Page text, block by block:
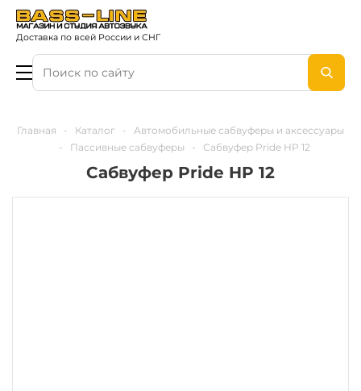
Доставка по всей России и СНГ
Главная - Каталог -
Автомобильные сабвуферы и аксессуары
-
Пассивные сабвуферы - Сабвуфер Pride HP 12
Сабвуфер Pride HP 12